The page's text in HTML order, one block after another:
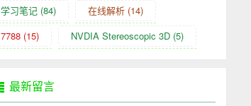
学习笔记(84) 在线解析(14)
7788(15) NVDIA Stereoscopic 3D(5)
最新留言